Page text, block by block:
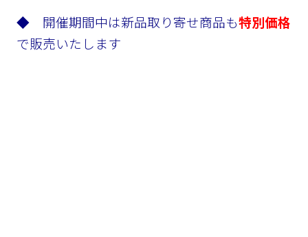
◆ 開催期間中は新品取り寄せ商品も特別価格
で販売いたします